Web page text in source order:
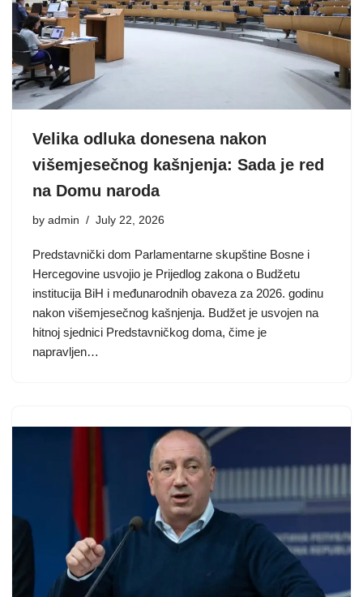
Velika odluka donesena nakon
višemjesečnog kašnjenja: Sada je red
na Domu naroda
by admin July 22, 2026
Predstavnički dom Parlamentarne skupštine Bosne i
Hercegovine usvojio je Prijedlog zakona o Budžetu
institucija BiH i međunarodnih obaveza za 2026. godinu
nakon višemjesečnog kašnjenja. Budžet je usvojen na
hitnoj sjednici Predstavničkog doma, čime je
napravljen…